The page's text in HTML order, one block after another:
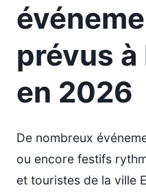
prévus à
en 2026
De nombreux
ou encore festifs
et touristes de la ville